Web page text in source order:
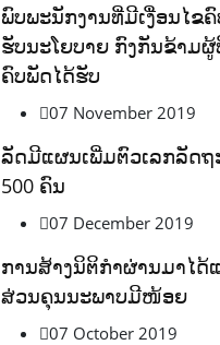
ພົບພະນັກງານທີ່ມີເງື່ອນໄຂ
ຮັບນະໂຍບາຍ ກົງກັນຂ້າມຜູ້
ຄົບພັດໄດ້ຮັບ
07 November 2019
ລັດມີແຜນເພີ່ມຕົວເລກລັດ
500 ຄົນ
07 December 2019
ການສ້າງນິຕິກຳຜ່ານມາໄດ້
ສ່ວນຄຸນນະພາບມີໜ້ອຍ
07 October 2019